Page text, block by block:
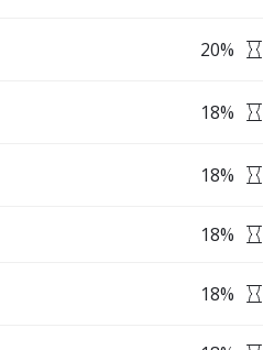
20%
18%
18%
18%
18%